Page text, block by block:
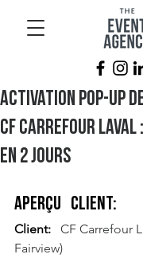
Activation pop-up
CF Carrefour Laval
en 2 jours
Aperçu Client:
Client:
CF Carrefour
Fairview)